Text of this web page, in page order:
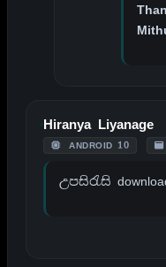
Hiranya Liyanage
ANDROID 10
උපසිරැසි